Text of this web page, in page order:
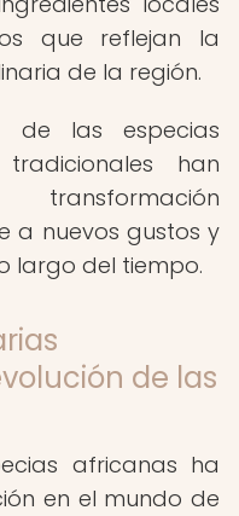
que reflejan la
de la región.
de las especias
han
a nuevos gustos y
largo del tiempo.
de las
africanas ha
en el mundo de